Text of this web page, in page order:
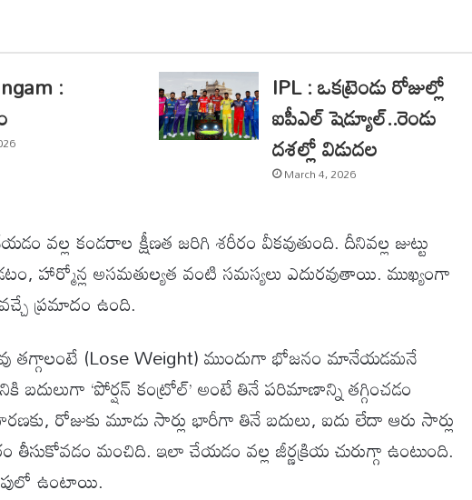
: IPL : ఒకట్రెండు రోజుల్లో
ఐపీఎల్ షెడ్యూల్..రెండు
దశల్లో విడుదల
March 4, 2026
కండరాల క్షీణత జరిగి శరీరం వీకవుతుంది. దీనివల్ల జుట్టు
హార్మోన్ల అసమతుల్యత వంటి సమస్యలు ఎదురవుతాయి. ముఖ్యంగా
ప్రమాదం ఉంది.
తగ్గాలంటే (Lose Weight) ముందుగా భోజనం మానేయడమనే
బదులుగా ‘పోర్షన్ కంట్రోల్’ అంటే తినే పరిమాణాన్ని తగ్గించడం
రోజుకు మూడు సార్లు భారీగా తినే బదులు, ఐదు లేదా ఆరు సార్లు
మంచిది. ఇలా చేయడం వల్ల జీర్ణక్రియ చురుగ్గా ఉంటుంది.
ఉంటాయి.